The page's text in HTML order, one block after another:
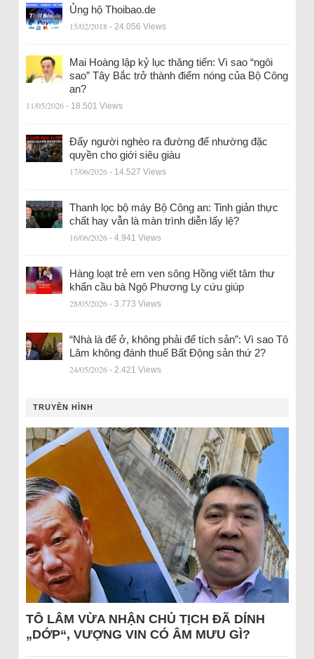
Ủng hộ Thoibao.de
15/02/2018 - 24.056 Views
Mai Hoàng lập kỷ lục thăng tiến: Vì sao “ngôi
sao” Tây Bắc trở thành điểm nóng của Bộ Công
an?
11/05/2026 - 18.501 Views
Đẩy người nghèo ra đường để nhường đặc
quyền cho giới siêu giàu
17/06/2026 - 14.527 Views
Thanh lọc bộ máy Bộ Công an: Tinh giản thực
chất hay vẫn là màn trình diễn lấy lệ?
16/06/2026 - 4.941 Views
Hàng loạt trẻ em ven sông Hồng viết tâm thư
khẩn cầu bà Ngô Phương Ly cứu giúp
28/05/2026 - 3.773 Views
“Nhà là để ở, không phải để tích sản”: Vì sao Tô
Lâm không đánh thuế Bất Động sản thứ 2?
24/05/2026 - 2.421 Views
TRUYỀN HÌNH
TÔ LÂM VỪA NHẬN CHỦ TỊCH ĐÃ DÍNH
„DỚP“, VƯỢNG VIN CÓ ÂM MƯU GÌ?